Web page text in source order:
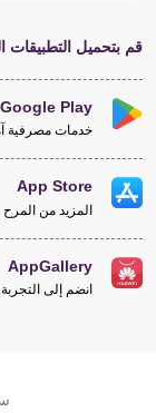
قم بتحميل التطبيقات
Google Play
خدمات مصرفية
App Store
المزيد من
AppGallery
انضم إلى التجربة